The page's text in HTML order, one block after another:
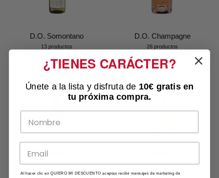
D.O. Somontano
13 productos
D.O. Champagne
26 productos
¿TIENES CARÁCTER?
Únete a la lista y disfruta de 10€ gratis en
tu próxima compra.
Al hacer clic en QUIERO MI DESCUENTO aceptas recibir mensajes de marketing de